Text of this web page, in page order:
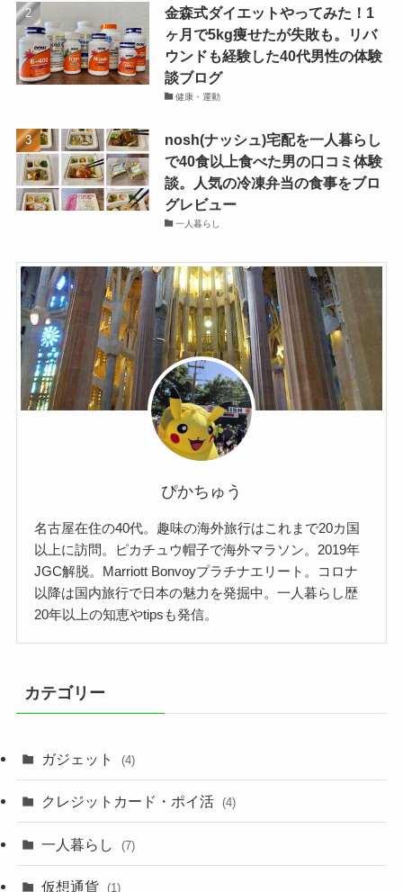
金森式ダイエットやってみた！1
ヶ月で5kg痩せたが失敗も。リバ
ウンドも経験した40代男性の体験
談ブログ
健康・運動
nosh(ナッシュ)宅配を一人暮らし
で40食以上食べた男の口コミ体験
談。人気の冷凍弁当の食事をブロ
グレビュー
一人暮らし
ぴかちゅう
名古屋在住の40代。趣味の海外旅行はこれまで20カ国
以上に訪問。ピカチュウ帽子で海外マラソン。2019年
JGC解脱。Marriott Bonvoyプラチナエリート。コロナ
以降は国内旅行で日本の魅力を発掘中。一人暮らし歴
20年以上の知恵やtipsも発信。
カテゴリー
ガジェット (4)
クレジットカード・ポイ活 (4)
一人暮らし (7)
仮想通貨 (1)